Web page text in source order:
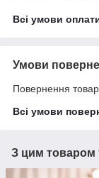
Всі умови
Умови
Повернення
Всі умови
З цим товаром